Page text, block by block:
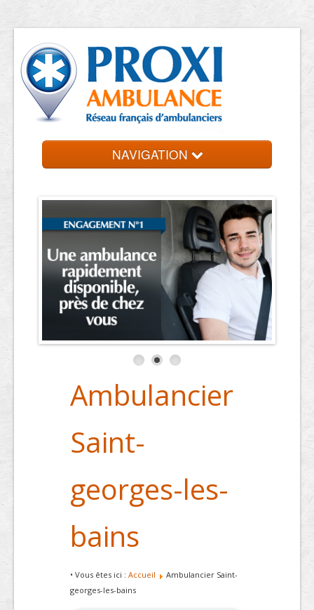
NAVIGATION
Ambulancier
Saint-
georges-les-
bains
• Vous êtes ici : Accueil
Ambulancier Saint-
georges-les-bains